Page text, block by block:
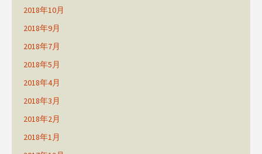
2018年10月
2018年9月
2018年7月
2018年5月
2018年4月
2018年3月
2018年2月
2018年1月